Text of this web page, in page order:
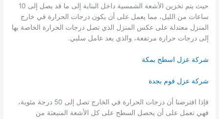
حيث يتم تخزين الأشعة الشمسية داخل البناية إلى ما قد يصل إلى 10
ساعات من الليل، مما يعمل على أن يكون درجات الحرارة في خارج
المنزل معتدلة على عكس المنزل الذي تصل درجات الحرارة الخاصة بها
إلى درجات حرارة مرتفعة، والذي يعد عامل سلبي.
شركة عزل اسطح بمكة
شركة عزل فوم بجدة
فإذا افترضنا أن درجات الحرارة في الخارج تصل إلى 50 درجة مئوية،
فهي تعمل على أن يحصل السطح على كل الأشعة المنبعثة من